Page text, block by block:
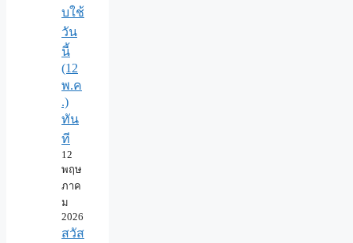
บใช้
วัน
นี้
(12
พ.ค
.)
ทัน
ที
12
พฤษ
ภาค
ม
2026
สวัส